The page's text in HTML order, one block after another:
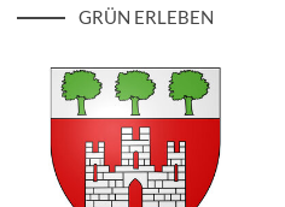
GRÜN ERLEBEN